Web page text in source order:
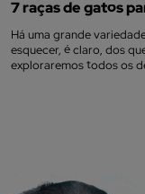
7 raças de gatos
Há uma grande
esquecer, é claro, dos
exploraremos todos os